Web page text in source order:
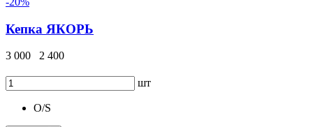
Кепка ЯКОРЬ
3 000 2 400
шт
O/S